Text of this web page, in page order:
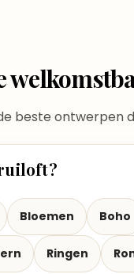
beste ontwerpen
Bloemen Boho
Ringen